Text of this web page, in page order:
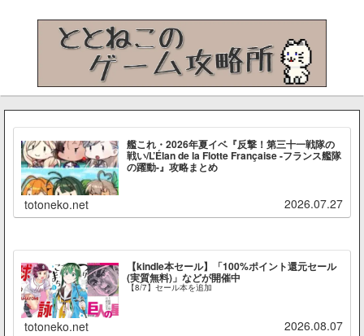
艦これ・2026年夏イベ『反撃！第三十一戦隊の
戦い/L’Élan de la Flotte Française -フランス艦隊
の躍動-』攻略まとめ
totoneko.net 2026.07.27
【kindle本セール】「100%ポイント還元セール
(実質無料)」などが開催中
【8/7】セール本を追加
totoneko.net 2026.08.07